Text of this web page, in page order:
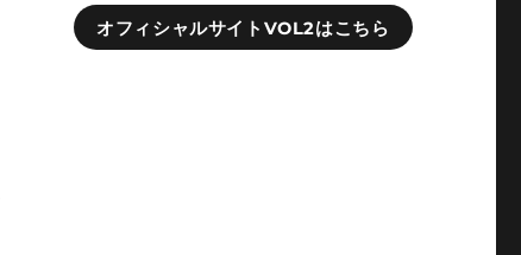
オフィシャルサイトVOL2はこちら